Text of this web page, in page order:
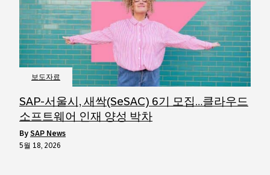
보도자료
SAP-서울시, 새싹(SeSAC) 6기 모집…클라우드
소프트웨어 인재 양성 박차
by SAP News
5월 18, 2026